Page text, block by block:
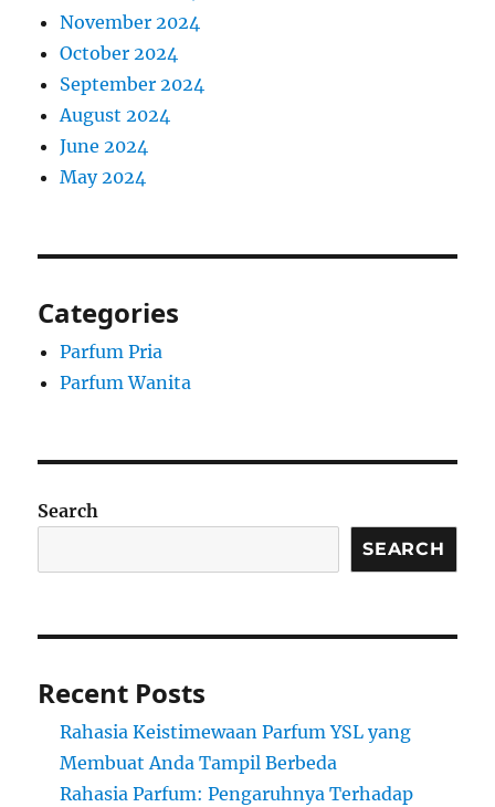
November 2024
October 2024
September 2024
August 2024
June 2024
May 2024
Categories
Parfum Pria
Parfum Wanita
Search
SEARCH
Recent Posts
Rahasia Keistimewaan Parfum YSL yang
Membuat Anda Tampil Berbeda
Rahasia Parfum: Pengaruhnya Terhadap